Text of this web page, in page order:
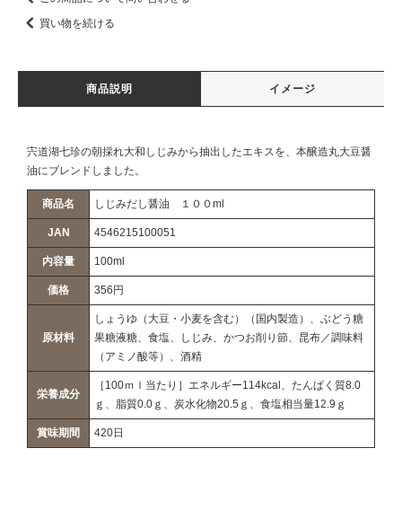
買い物を続ける
商品説明 イメージ
宍道湖七珍の朝採れ大和しじみから抽出したエキスを、本醸造丸大豆醤
油にブレンドしました。
商品名 しじみだし醤油 １００ml
JAN 4546215100051
内容量 100ml
価格 356円
原材料
しょうゆ（大豆・小麦を含む）（国内製造）、ぶどう糖
果糖液糖、食塩、しじみ、かつお削り節、昆布／調味料
（アミノ酸等）、酒精
栄養成分
［100ｍｌ当たり］エネルギー114kcal、たんぱく質8.0
ｇ、脂質0.0ｇ、炭水化物20.5ｇ、食塩相当量12.9ｇ
賞味期間 420日